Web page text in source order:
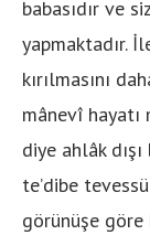
babasıdır ve
yapmaktadır.
kırılmasını
mânevî hayatı
diye ahlâk
te’dibe
görünüşe göre